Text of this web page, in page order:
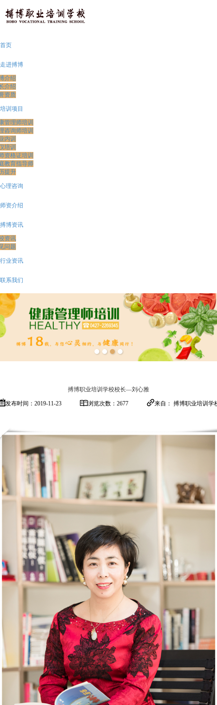
首页
走进搏博
介绍
介绍
资质
培训项目
管理师培训
咨询师培训
内训
培训
资格证培训
教育指导师
提升
心理咨询
师资介绍
搏博资讯
资讯
问题
行业资讯
联系我们
搏博职业培训学校校长—刘心雅
发布时间：2019-11-23 浏览次数：2677 来自： 搏博职业培训学